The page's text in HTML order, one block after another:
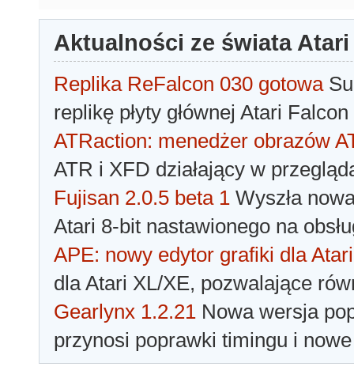
Aktualności ze świata Atari
Replika ReFalcon 030 gotowa
replikę płyty głównej Atari
ATRaction: menedżer obrazów
ATR i XFD działający w
Fujisan 2.0.5 beta 1 Wyszła
Atari 8-bit nastawionego na
APE: nowy edytor grafiki dla Atari
dla Atari XL/XE, pozwalające
Gearlynx 1.2.21 Nowa wersja
przynosi poprawki timingu i